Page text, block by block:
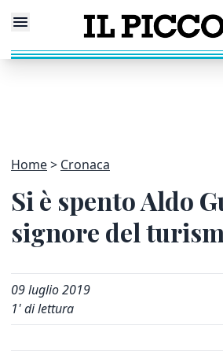
Home Cronaca
Si è spento Aldo
signore del
09 luglio 2019
1' di lettura